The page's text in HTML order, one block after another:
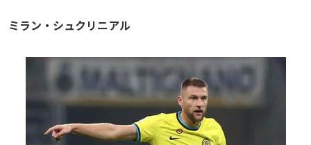
ミラン・シュクリニアル